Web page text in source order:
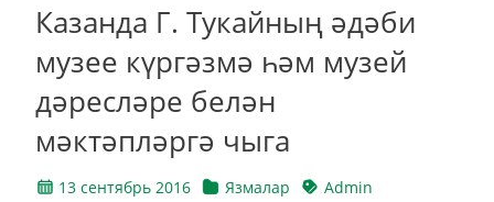
Казанда Г. Тукайның әдәби
музее күргәзмә һәм музей
дәресләре белән
мәктәпләргә чыга
13 сентябрь 2016 Язмалар Admin